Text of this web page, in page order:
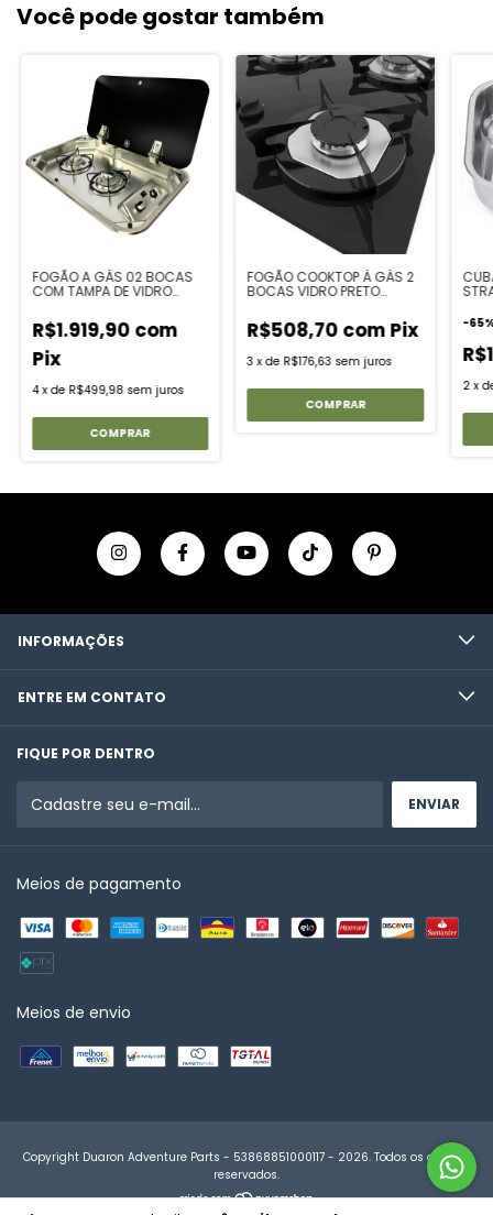
Você pode gostar também
FOGÃO A GÁS 02 BOCAS
COM TAMPA DE VIDRO
R$1.919,90 com
Pix
4 xde R$499,98 sem juros
FOGÃO COOKTOP À GÁS 2
BOCAS VIDRO PRETO
R$508,70 com Pix
3 xde R$176,63 sem juros
-65
2 x
INFORMAÇÕES
ENTRE EM CONTATO
FIQUE POR DENTRO
Meios de pagamento
Meios de envio
Copyright Duaron Adventure Parts - 53868851000117 - 2026. Todos os direitos
reservados.